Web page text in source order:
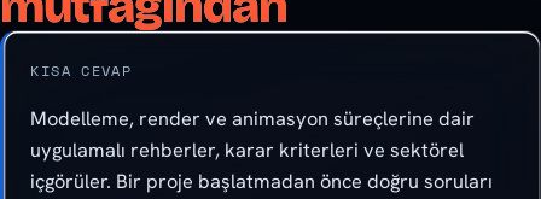
KISA CEVAP
Modelleme, render ve animasyon süreçlerine dair
uygulamalı rehberler, karar kriterleri ve sektörel
içgörüler. Bir proje başlatmadan önce doğru soruları